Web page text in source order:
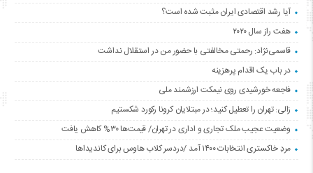
آیا رشد اقتصادی ایران مثبت شده است؟
هفت راز سال ۲۰۲۰
قاسمی‌نژاد: رحمتی مخالفتی با حضور من در استقلال نداشت
در باب یک اقدام پرهزینه
فاجعه خورشیدی روی نیمکت ارزشمند ملی
زالی: تهران را تعطیل کنید؛ در مبتلایان کرونا رکورد شکستیم
وضعیت عجیب ملک تجاری و اداری در تهران/ قیمت‌ها ۳۰% کاهش یافت
مردِ خاکستری انتخابات ۱۴۰۰ آمد /دردسر کلاب هاوس برای کاندیداها